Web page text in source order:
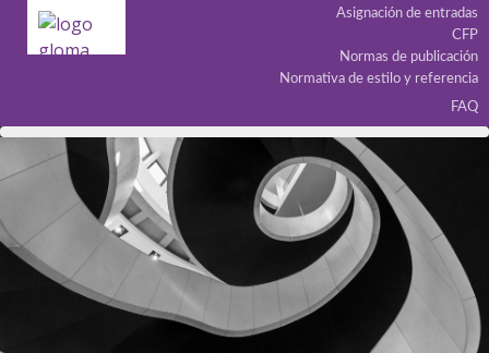
Asignación de entradas
CFP
Normas de publicación
Normativa de estilo y referencia
FAQ